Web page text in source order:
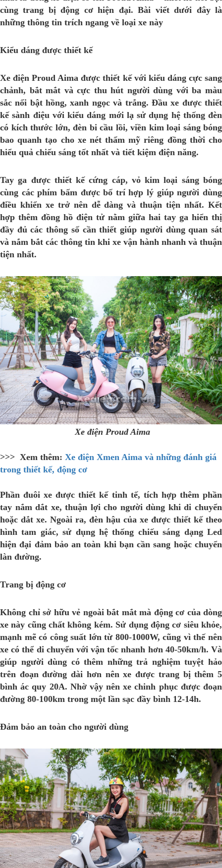
cùng trang bị động cơ hiện đại. Bài viết dưới đây là
những thông tin trích ngang về loại xe này
Kiểu dáng được thiết kế
Xe điện Proud Aima được thiết kế với kiểu dáng cực sang
chảnh, bắt mắt và cực thu hút người dùng với ba màu
sắc nổi bật hồng, xanh ngọc và trắng. Đầu xe được thiết
kế sành điệu với kiểu dáng mới lạ sử dụng hệ thống đèn
có kích thước lớn, đèn bi cầu lồi, viền kim loại sáng bóng
bao quanh tạo cho xe nét thẩm mỹ riêng đồng thời cho
hiểu quả chiếu sáng tốt nhất và tiết kiệm điện năng.
Tay ga được thiết kế cứng cáp, vỏ kim loại sáng bóng
cùng các phím bấm được bố trí hợp lý giúp người dùng
điều khiển xe trở nên dễ dàng và thuận tiện nhất. Kết
hợp thêm đồng hồ điện tử nằm giữa hai tay ga hiển thị
đầy đủ các thông số cần thiết giúp người dùng quan sát
và nắm bắt các thông tin khi xe vận hành nhanh và thuận
tiện nhất.
Xe điện Proud Aima
>>> Xem thêm: Xe điện Xmen Aima và những đánh giá
trong thiết kế, động cơ
Phần đuôi xe được thiết kế tinh tế, tích hợp thêm phần
tay nắm dắt xe, thuận lợi cho người dùng khi di chuyển
hoặc dắt xe. Ngoài ra, đèn hậu của xe được thiết kế theo
hình tam giác, sử dụng hệ thống chiếu sáng dạng Led
hiện đại đảm bảo an toàn khi bạn cần sang hoặc chuyển
làn đường.
Trang bị động cơ
Không chỉ sở hữu vẻ ngoài bắt mắt mà động cơ của dòng
xe này cũng chất không kém. Sử dụng động cơ siêu khỏe,
mạnh mẽ có công suất lớn từ 800-1000W, cũng vì thế nên
xe có thể di chuyển với vận tốc nhanh hơn 40-50km/h. Và
giúp người dùng có thêm những trả nghiệm tuyệt hảo
trên đoạn đường dài hơn nên xe được trang bị thêm 5
bình ác quy 20A. Nhờ vậy nên xe chinh phục được đoạn
đường 80-100km trong một lần sạc đầy bình 12-14h.
Đảm bảo an toàn cho người dùng